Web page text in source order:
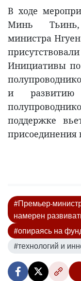
В ходе
Минь Тьинь,
министра
Инициативы по
и развитию
поддержке
присоединения
#Премьер-
намерен
#опираясь на
#технологий и